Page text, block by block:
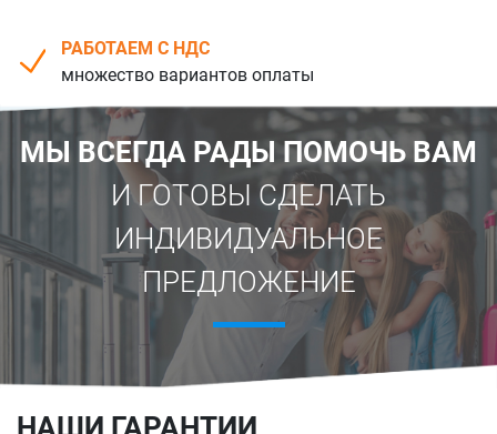
РАБОТАЕМ С НДC
множество вариантов оплаты
МЫ ВСЕГДА РАДЫ ПОМОЧЬ ВАМ
И ГОТОВЫ СДЕЛАТЬ
ИНДИВИДУАЛЬНОЕ
ПРЕДЛОЖЕНИЕ